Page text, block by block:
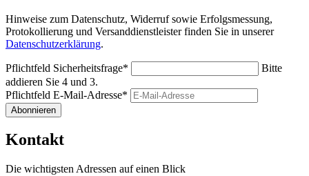
Hinweise zum Datenschutz, Widerruf sowie Erfolgsmessung,
Protokollierung und Versanddienstleister finden Sie in unserer
Datenschutzerklärung.
Pflichtfeld Sicherheitsfrage*
Bitte
addieren Sie 4 und 3.
Pflichtfeld E-Mail-Adresse*
Abonnieren
Kontakt
Die wichtigsten Adressen auf einen Blick